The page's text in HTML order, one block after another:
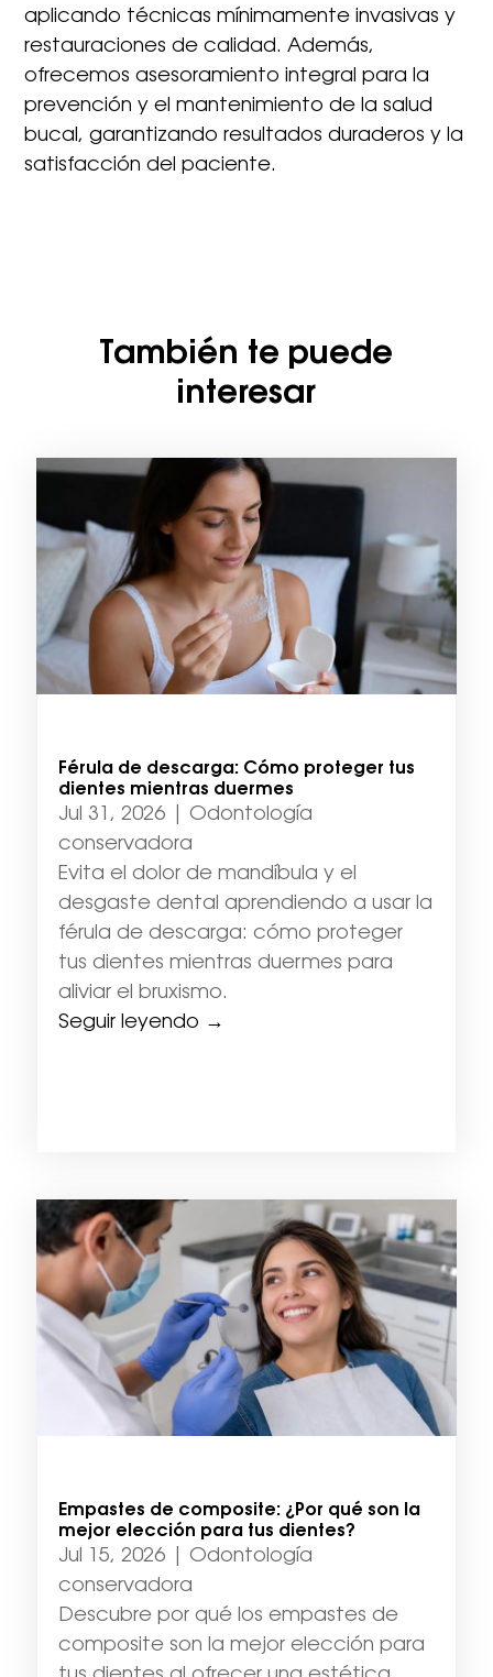
aplicando técnicas mínimamente invasivas y
restauraciones de calidad. Además,
ofrecemos asesoramiento integral para la
prevención y el mantenimiento de la salud
bucal, garantizando resultados duraderos y la
satisfacción del paciente.
También te puede
interesar
Férula de descarga: Cómo proteger tus
dientes mientras duermes
Jul 31, 2026| Odontología
conservadora
Evita el dolor de mandíbula y el
desgaste dental aprendiendo a usar la
férula de descarga: cómo proteger
tus dientes mientras duermes para
aliviar el bruxismo.
Seguir leyendo →
Empastes de composite: ¿Por qué son la
mejor elección para tus dientes?
Jul 15, 2026| Odontología
conservadora
Descubre por qué los empastes de
composite son la mejor elección para